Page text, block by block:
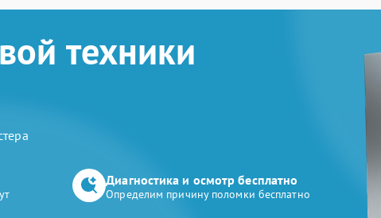
техники
Диагностика и осмотр бесплатно
Определим причину поломки бесплатно